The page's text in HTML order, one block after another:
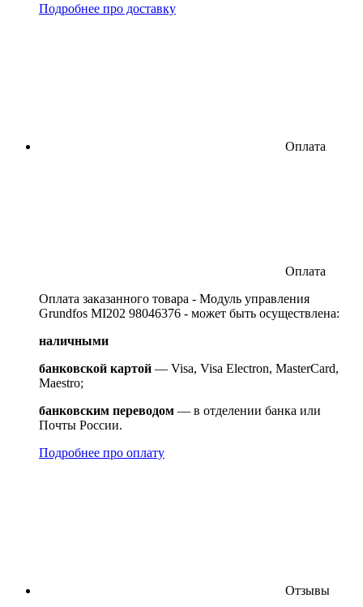
Подробнее про доставку
Оплата
Оплата
Оплата заказанного товара - Модуль управления
Grundfos MI202 98046376 - может быть осуществлена:
наличными
банковской картой — Visa, Visa Electron, MasterCard,
Maestro;
банковским переводом — в отделении банка или
Почты России.
Подробнее про оплату
Отзывы